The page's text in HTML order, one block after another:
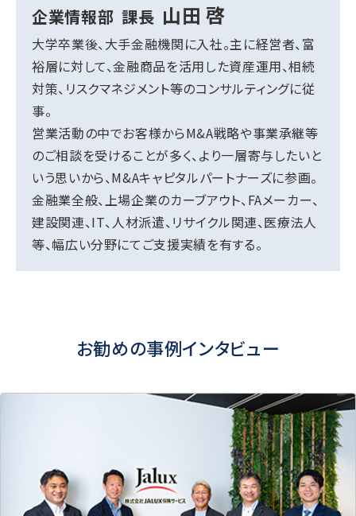
企業情報部 課長 山田 啓
大学卒業後、大手金融機関に入社。主に経営者、富
裕層に対して、金融商品を活用した資産運用、相続
対策、リスクマネジメント等のコンサルティングに従
事。
営業活動の中でお客様からM&A戦略や事業承継等
のご相談を受けることが多く、より一層寄与したいと
いう思いから、M&Aキャピタルパートナーズに参画。
金融業全般、上場企業のカーブアウト、FAメーカー、
建設関連、IT、人材派遣、リサイクル関連、医療法人
等、幅広い分野にてご支援実績を有する。
お勧めの事例インタビュー